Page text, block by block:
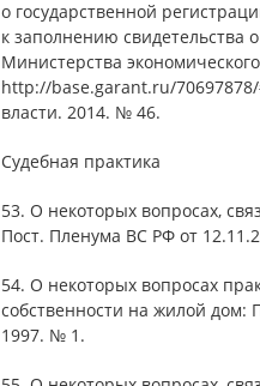
о государственной
к заполнению свидетельства
Министерства
http://base.garant.ru/
власти. 2014. № 46.
Судебная практика
53. О некоторых вопросах,
Пост. Пленума ВС РФ от
54. О некоторых вопросах
собственности на жилой дом:
1997. № 1.